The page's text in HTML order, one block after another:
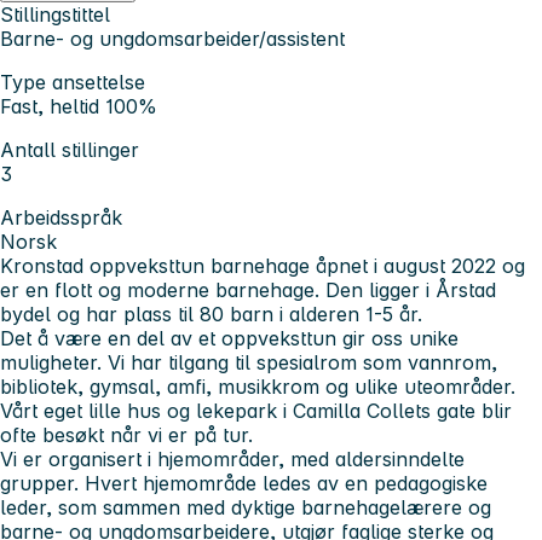
Stillingstittel
Barne- og ungdomsarbeider/assistent
Type ansettelse
Fast, heltid 100%
Antall stillinger
3
Arbeidsspråk
Norsk
Kronstad oppveksttun barnehage åpnet i august 2022 og
er en flott og moderne barnehage. Den ligger i Årstad
bydel og har plass til 80 barn i alderen 1-5 år.
Det å være en del av et oppveksttun gir oss unike
muligheter. Vi har tilgang til spesialrom som vannrom,
bibliotek, gymsal, amfi, musikkrom og ulike uteområder.
Vårt eget lille hus og lekepark i Camilla Collets gate blir
ofte besøkt når vi er på tur.
Vi er organisert i hjemområder, med aldersinndelte
grupper. Hvert hjemområde ledes av en pedagogiske
leder, som sammen med dyktige barnehagelærere og
barne- og ungdomsarbeidere, utgjør faglige sterke og